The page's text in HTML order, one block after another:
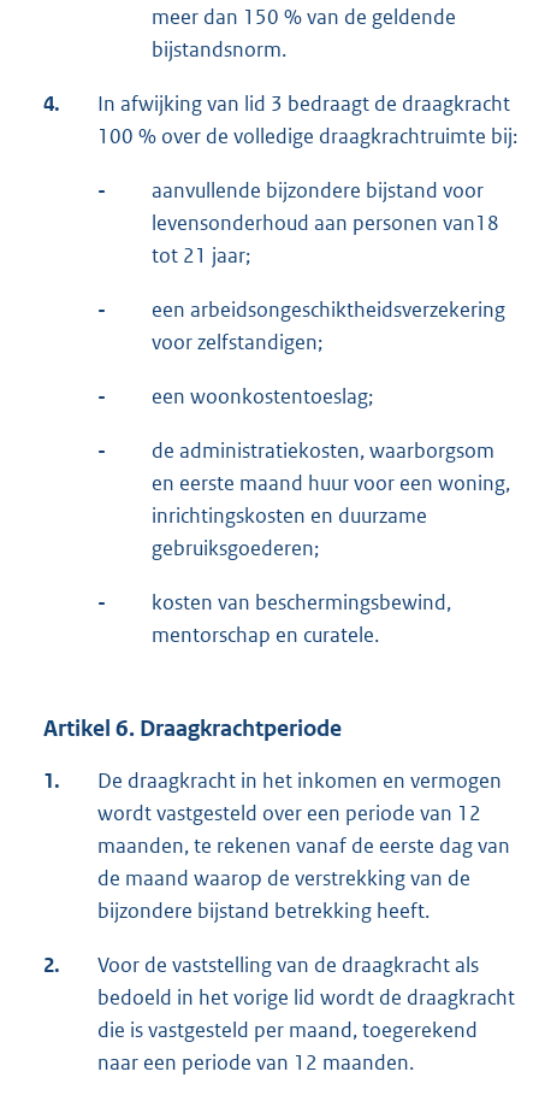
meer dan 150 % van de geldende
bijstandsnorm.
4.
In afwijking van lid 3 bedraagt de draagkracht
100 % over de volledige draagkrachtruimte bij:
-
aanvullende bijzondere bijstand voor
levensonderhoud aan personen van18
tot 21 jaar;
-
een arbeidsongeschiktheidsverzekering
voor zelfstandigen;
- een woonkostentoeslag;
-
de administratiekosten, waarborgsom
en eerste maand huur voor een woning,
inrichtingskosten en duurzame
gebruiksgoederen;
-
kosten van beschermingsbewind,
mentorschap en curatele.
Artikel 6. Draagkrachtperiode
1.
De draagkracht in het inkomen en vermogen
wordt vastgesteld over een periode van 12
maanden, te rekenen vanaf de eerste dag van
de maand waarop de verstrekking van de
bijzondere bijstand betrekking heeft.
2.
Voor de vaststelling van de draagkracht als
bedoeld in het vorige lid wordt de draagkracht
die is vastgesteld per maand, toegerekend
naar een periode van 12 maanden.